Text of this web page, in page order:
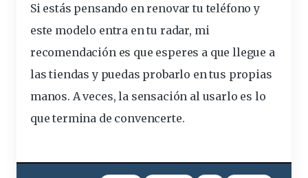
Si estás pensando en renovar tu teléfono y
este modelo entra en tu radar, mi
recomendación es que esperes a que llegue a
las tiendas y puedas probarlo en tus propias
manos. A veces, la sensación al usarlo es lo
que termina de convencerte.